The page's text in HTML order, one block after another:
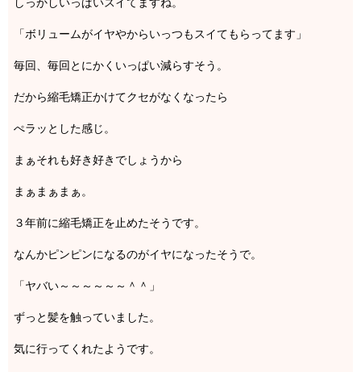
「ボリュームがイヤやからいっつもスイてもらってます」
毎回、毎回とにかくいっぱい減らすそう。
だから縮毛矯正かけてクセがなくなったら
ぺラッとした感じ。
まぁそれも好き好きでしょうから
まぁまぁまぁ。
３年前に縮毛矯正を止めたそうです。
なんかピンピンになるのがイヤになったそうで。
「ヤバい～～～～～～＾＾」
ずっと髪を触っていました。
気に行ってくれたようです。